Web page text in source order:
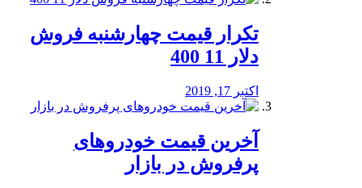
تکرار قیمت چهارشنبه فروش
دلار 11 400
اکتبر 17, 2019
آخرین قیمت خودرو‌های
پرفروش در بازار